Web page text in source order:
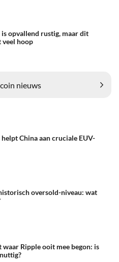
opvallend rustig, maar dit
veel hoop
nieuws
helpt China aan cruciale EUV-
oversold-niveau: wat
waar Ripple ooit mee begon: is